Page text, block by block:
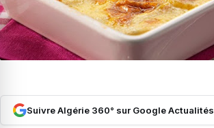
Suivre Algérie 360° sur Google Actualités